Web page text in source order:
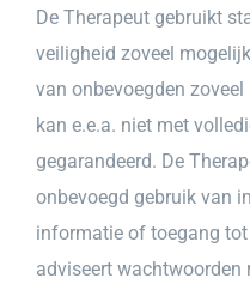
De Therapeut gebruikt
veiligheid zoveel
van onbevoegden
kan e.e.a. niet met
gegarandeerd. De
onbevoegd gebruik van
informatie of toegang
adviseert wachtwoorden